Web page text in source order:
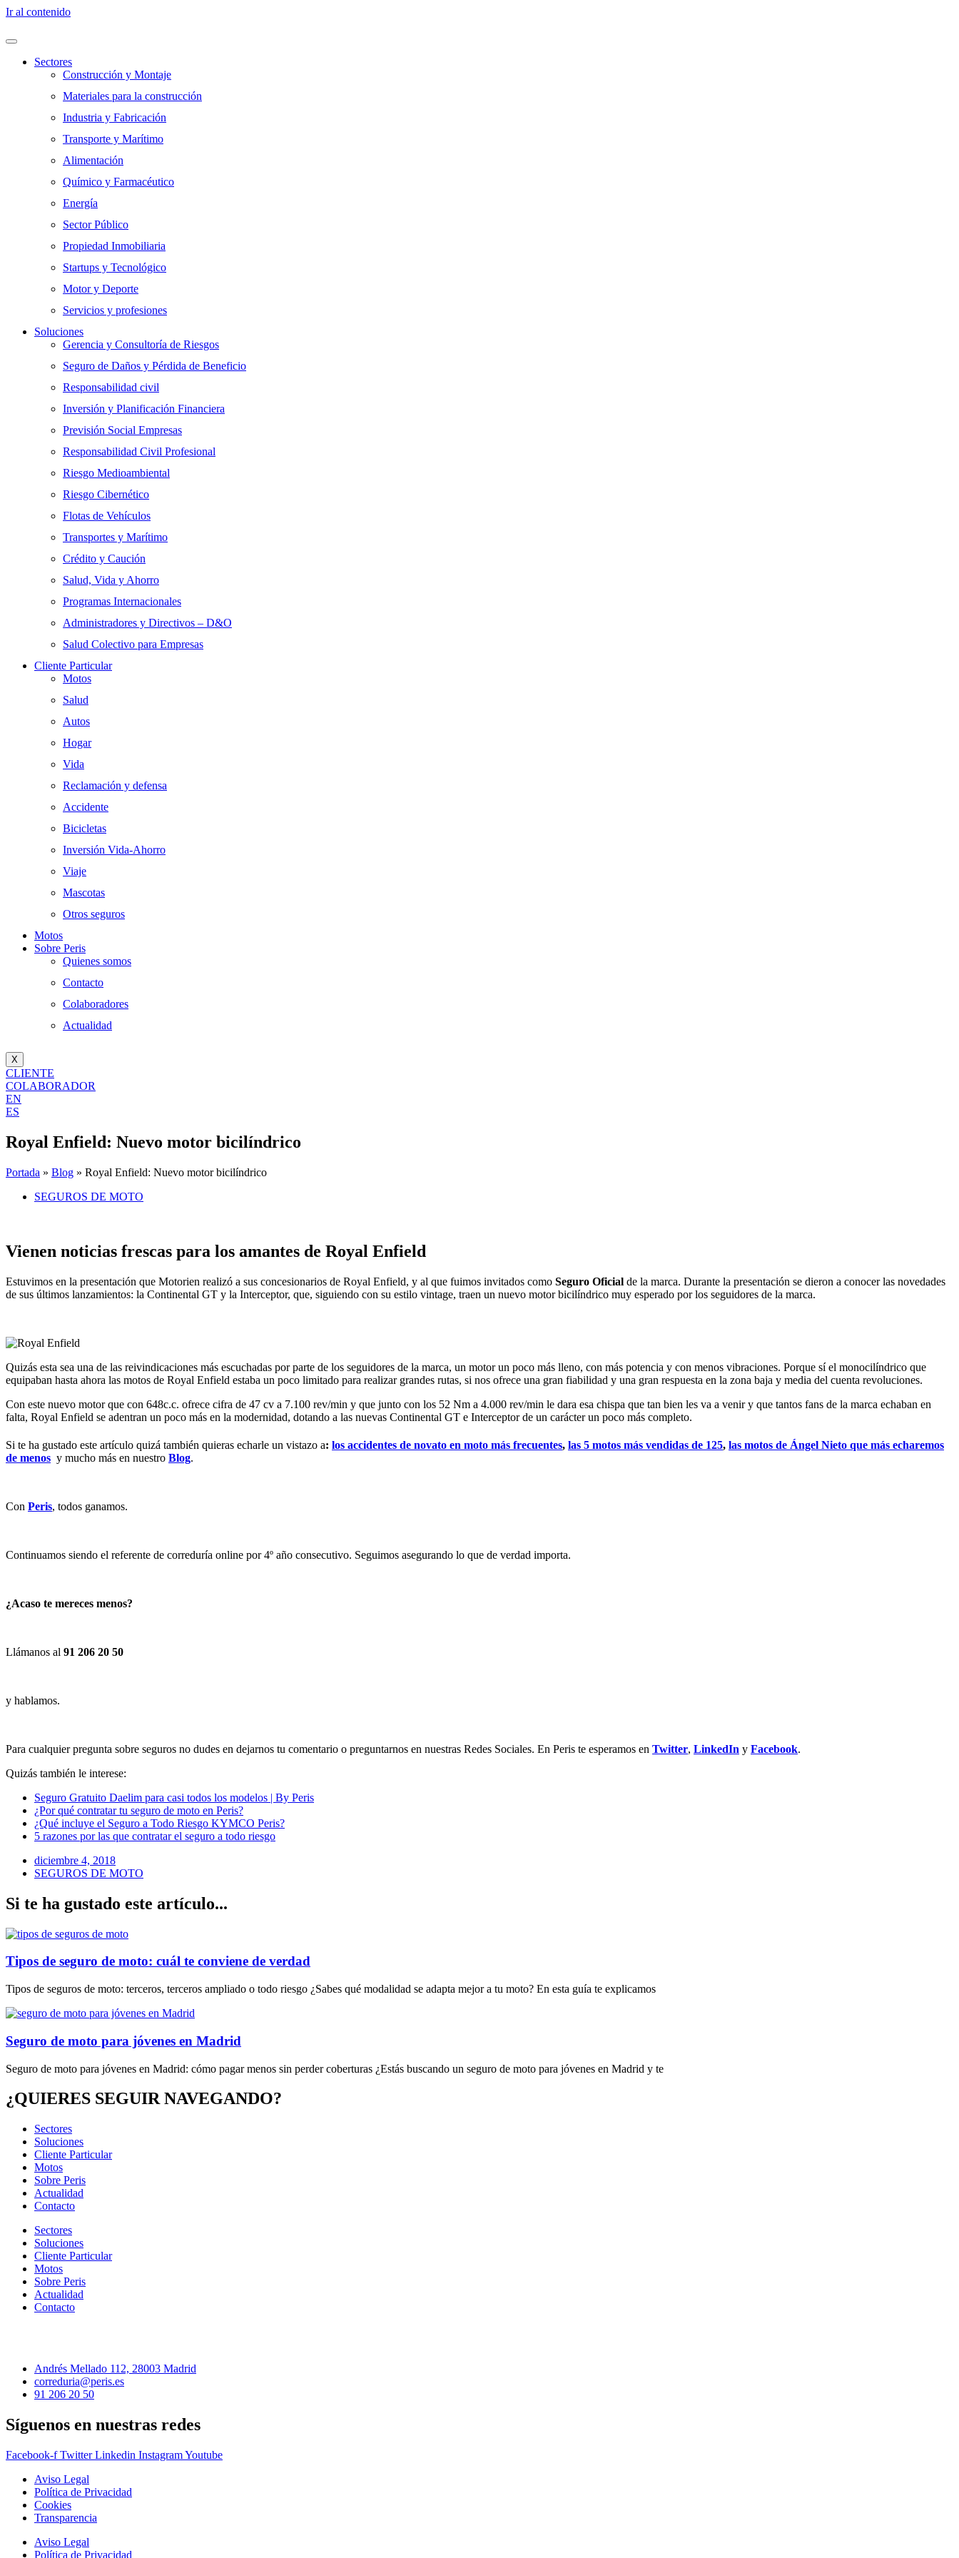
Ir al contenido
Sectores
Construcción y Montaje
Materiales para la construcción
Industria y Fabricación
Transporte y Marítimo
Alimentación
Químico y Farmacéutico
Energía
Sector Público
Propiedad Inmobiliaria
Startups y Tecnológico
Motor y Deporte
Servicios y profesiones
Soluciones
Gerencia y Consultoría de Riesgos
Seguro de Daños y Pérdida de Beneficio
Responsabilidad civil
Inversión y Planificación Financiera
Previsión Social Empresas
Responsabilidad Civil Profesional
Riesgo Medioambiental
Riesgo Cibernético
Flotas de Vehículos
Transportes y Marítimo
Crédito y Caución
Salud, Vida y Ahorro
Programas Internacionales
Administradores y Directivos – D&O
Salud Colectivo para Empresas
Cliente Particular
Motos
Salud
Autos
Hogar
Vida
Reclamación y defensa
Accidente
Bicicletas
Inversión Vida-Ahorro
Viaje
Mascotas
Otros seguros
Motos
Sobre Peris
Quienes somos
Contacto
Colaboradores
Actualidad
X
CLIENTE
COLABORADOR
EN
ES
Royal Enfield: Nuevo motor bicilíndrico
Portada » Blog » Royal Enfield: Nuevo motor bicilíndrico
SEGUROS DE MOTO
Vienen noticias frescas para los amantes de Royal Enfield
Estuvimos en la presentación que Motorien realizó a sus concesionarios de Royal Enfield, y al que fuimos invitados como Seguro Oficial de la marca. Durante la presentación se dieron a conocer las novedades
de sus últimos lanzamientos: la Continental GT y la Interceptor, que, siguiendo con su estilo vintage, traen un nuevo motor bicilíndrico muy esperado por los seguidores de la marca.
Quizás esta sea una de las reivindicaciones más escuchadas por parte de los seguidores de la marca, un motor un poco más lleno, con más potencia y con menos vibraciones. Porque sí el monocilíndrico que
equipaban hasta ahora las motos de Royal Enfield estaba un poco limitado para realizar grandes rutas, si nos ofrece una gran fiabilidad y una gran respuesta en la zona baja y media del cuenta revoluciones.
Con este nuevo motor que con 648c.c. ofrece cifra de 47 cv a 7.100 rev/min y que junto con los 52 Nm a 4.000 rev/min le dara esa chispa que tan bien les va a venir y que tantos fans de la marca echaban en
falta, Royal Enfield se adentran un poco más en la modernidad, dotando a las nuevas Continental GT e Interceptor de un carácter un poco más completo.
Si te ha gustado este artículo quizá también quieras echarle un vistazo a: los accidentes de novato en moto más frecuentes, las 5 motos más vendidas de 125, las motos de Ángel Nieto que más echaremos
de menos y mucho más en nuestro Blog.
Con Peris, todos ganamos.
Continuamos siendo el referente de correduría online por 4º año consecutivo. Seguimos asegurando lo que de verdad importa.
¿Acaso te mereces menos?
Llámanos al 91 206 20 50
y hablamos.
Para cualquier pregunta sobre seguros no dudes en dejarnos tu comentario o preguntarnos en nuestras Redes Sociales. En Peris te esperamos en Twitter, LinkedIn y Facebook.
Quizás también le interese:
Seguro Gratuito Daelim para casi todos los modelos | By Peris
¿Por qué contratar tu seguro de moto en Peris?
¿Qué incluye el Seguro a Todo Riesgo KYMCO Peris?
5 razones por las que contratar el seguro a todo riesgo
diciembre 4, 2018
SEGUROS DE MOTO
Si te ha gustado este artículo...
Tipos de seguro de moto: cuál te conviene de verdad
Tipos de seguros de moto: terceros, terceros ampliado o todo riesgo ¿Sabes qué modalidad se adapta mejor a tu moto? En esta guía te explicamos
Seguro de moto para jóvenes en Madrid
Seguro de moto para jóvenes en Madrid: cómo pagar menos sin perder coberturas ¿Estás buscando un seguro de moto para jóvenes en Madrid y te
¿QUIERES SEGUIR NAVEGANDO?
Sectores
Soluciones
Cliente Particular
Motos
Sobre Peris
Actualidad
Contacto
Sectores
Soluciones
Cliente Particular
Motos
Sobre Peris
Actualidad
Contacto
Andrés Mellado 112, 28003 Madrid
correduria@peris.es
91 206 20 50
Síguenos en nuestras redes
Facebook-f Twitter Linkedin InstagramYoutube
Aviso Legal
Política de Privacidad
Cookies
Transparencia
Aviso Legal
Política de Privacidad